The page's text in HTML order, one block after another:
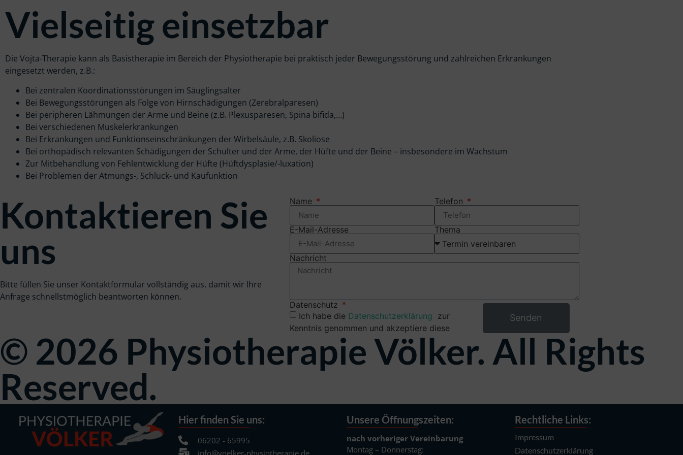
Vielseitig einsetzbar
Die Vojta-Therapie kann als Basistherapie im Bereich der Physiotherapie bei praktisch jeder Bewegungsstörung und zahlreichen Erkrankungen
eingesetzt werden, z.B.:
Bei zentralen Koordinationsstörungen im Säuglingsalter
Bei Bewegungsstörungen als Folge von Hirnschädigungen (Zerebralparesen)
Bei peripheren Lähmungen der Arme und Beine (z.B. Plexusparesen, Spina bifida,…)
Bei verschiedenen Muskelerkrankungen
Bei Erkrankungen und Funktionseinschränkungen der Wirbelsäule, z.B. Skoliose
Bei orthopädisch relevanten Schädigungen der Schulter und der Arme, der Hüfte und der Beine – insbesondere im Wachstum
Zur Mitbehandlung von Fehlentwicklung der Hüfte (Hüftdysplasie/-luxation)
Bei Problemen der Atmungs-, Schluck- und Kaufunktion
Kontaktieren Sie
uns
Bitte füllen Sie unser Kontaktformular vollständig aus, damit wir Ihre
Anfrage schnellstmöglich beantworten können.
Name Telefon
E-Mail-Adresse Thema
Nachricht
Datenschutz
Ich habe die Datenschutzerklärung zur
Kenntnis genommen und akzeptiere diese
Senden
© 2026 Physiotherapie Völker. All Rights
Reserved.
Hier finden Sie uns:
06202 - 65995
info@voelker-physiotherapie.de
Unsere Öffnungszeiten:
nach vorheriger Vereinbarung
Montag – Donnerstag:
Rechtliche Links:
Impressum
Datenschutzerklärung